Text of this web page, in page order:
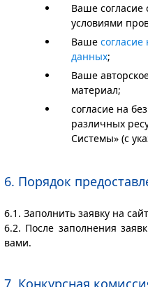
Ваше согласие
условиями
Ваше
данных;
Ваше
материал;
согласие на
различных
Системы» (с
6. Порядок
6.1. Заполнить заявку на
6.2. После заполнения
вами.
7. Конкурсная